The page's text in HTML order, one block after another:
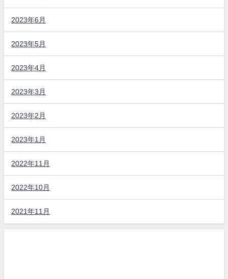
2023年6月
2023年5月
2023年4月
2023年3月
2023年2月
2023年1月
2022年11月
2022年10月
2021年11月